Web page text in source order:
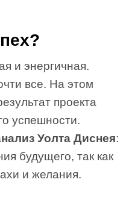
и энергичная.
все. На этом
проекта
успешности.
Уолта Диснея:
будущего, так как
и желания.